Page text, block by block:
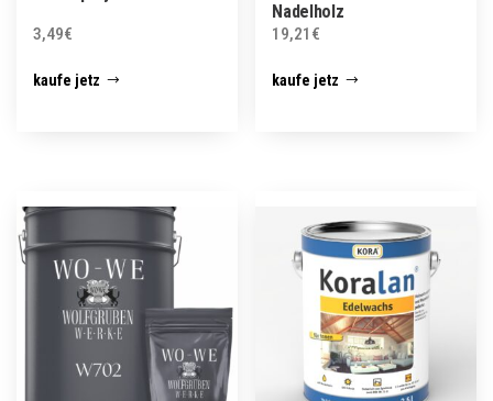
3,49€
kaufe jetz
Nadelholz
19,21 €
kaufe jetz